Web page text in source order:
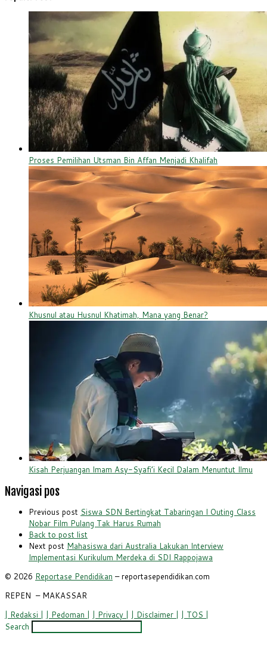
Proses Pemilihan Utsman Bin Affan Menjadi Khalifah
Khusnul atau Husnul Khatimah, Mana yang Benar?
Kisah Perjuangan Imam Asy-Syafi’i Kecil Dalam Menuntut Ilmu
Navigasi pos
Previous post Siswa SDN Bertingkat Tabaringan I Outing Class
Nobar Film Pulang Tak Harus Rumah
Back to post list
Next post Mahasiswa dari Australia Lakukan Interview
Implementasi Kurikulum Merdeka di SDI Rappojawa
© 2026 Reportase Pendidikan – reportasependidikan.com
REPEN – MAKASSAR
| Redaksi | | Pedoman | | Privacy | | Disclaimer | | TOS |
Search